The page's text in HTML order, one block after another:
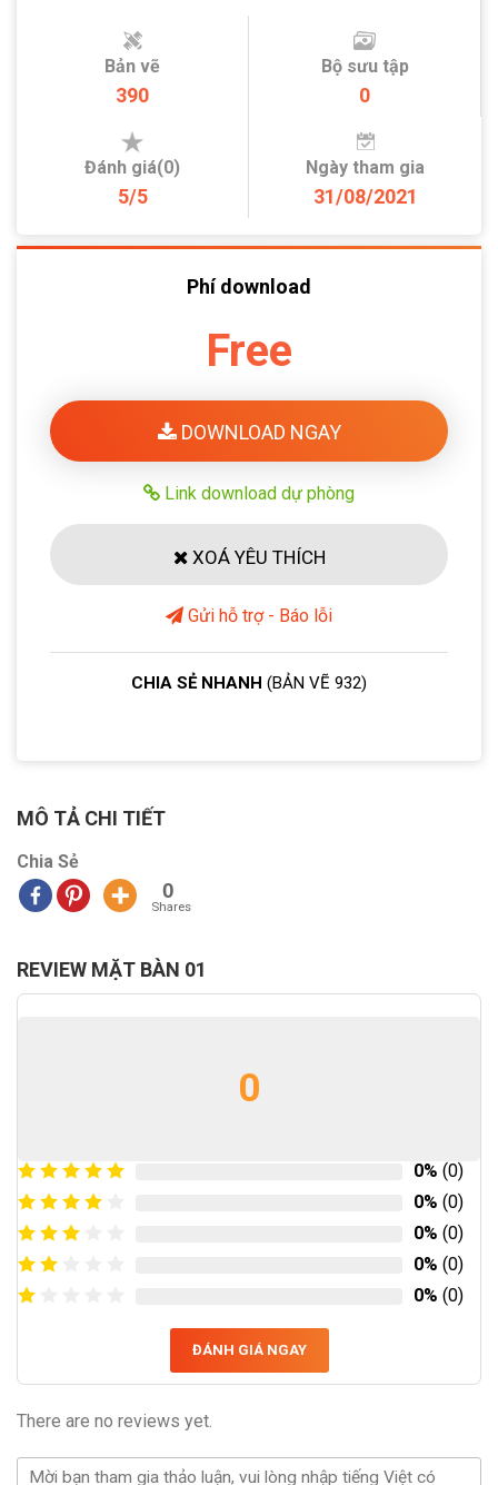
Bản vẽ
390
Bộ sưu tập
0
Đánh giá(0)
5/5
Ngày tham gia
31/08/2021
Phí download
Free
DOWNLOAD NGAY
Link download dự phòng
XOÁ YÊU THÍCH
Gửi hỗ trợ - Báo lỗi
CHIA SẺ NHANH (BẢN VẼ 932)
MÔ TẢ CHI TIẾT
Chia Sẻ
0
Shares
REVIEW MẶT BÀN 01
0
0% (0)
0% (0)
0% (0)
0% (0)
0% (0)
ĐÁNH GIÁ NGAY
There are no reviews yet.